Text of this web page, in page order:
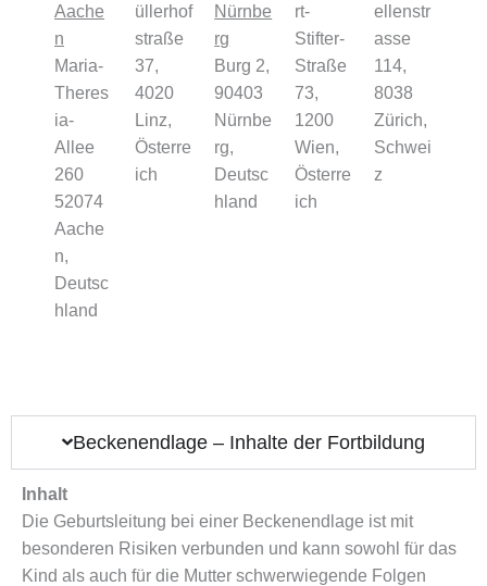
Aache
n
Maria-
Theres
ia-
Allee
260
52074
Aache
n,
Deutsc
hland
üllerhof
straße
37,
4020
Linz,
Österre
ich
Nürnbe
rg
Burg 2,
90403
Nürnbe
rg,
Deutsc
hland
rt-
Stifter-
Straße
73,
1200
Wien,
Österre
ich
ellenstr
asse
114,
8038
Zürich,
Schwei
z
Beckenendlage – Inhalte der Fortbildung
Inhalt
Die Geburtsleitung bei einer Beckenendlage ist mit
besonderen Risiken verbunden und kann sowohl für das
Kind als auch für die Mutter schwerwiegende Folgen